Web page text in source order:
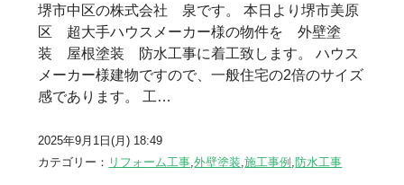
堺市中区の株式会社 泉です。 本日より堺市美原
区 超大手ハウスメーカー様の物件を 外壁塗
装 屋根塗装 防水工事に着工致します。 ハウス
メーカー様建物ですので、一般住宅の2倍のサイズ
感であります。 工…
2025年9月1日(月) 18:49
カテゴリー： リフォーム工事,外壁塗装,施工事例 ,防水工事